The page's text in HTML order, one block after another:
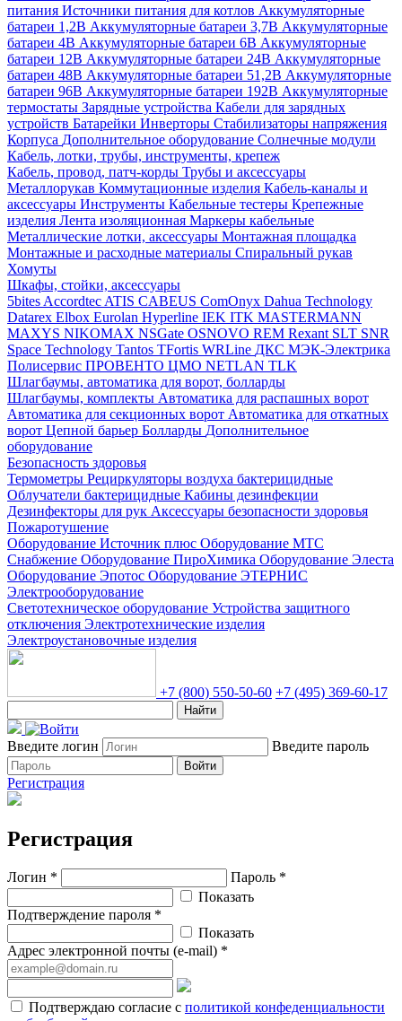
питания Источники питания для котлов Аккумуляторные
батареи 1,2В Аккумуляторные батареи 3,7В Аккумуляторные
батареи 4В Аккумуляторные батареи 6В Аккумуляторные
батареи 12В Аккумуляторные батареи 24В Аккумуляторные
батареи 48В Аккумуляторные батареи 51,2В Аккумуляторные
батареи 96В Аккумуляторные батареи 192В Аккумуляторные
термостаты Зарядные устройства Кабели для зарядных
устройств Батарейки Инверторы Стабилизаторы напряжения
Корпуса Дополнительное оборудование Солнечные модули
Кабель, лотки, трубы, инструменты, крепеж
Кабель, провод, патч-корды Трубы и аксессуары
Металлорукав Коммутационные изделия Кабель-каналы и
аксессуары Инструменты Кабельные тестеры Крепежные
изделия Лента изоляционная Маркеры кабельные
Металлические лотки, аксессуары Монтажная площадка
Монтажные и расходные материалы Спиральный рукав
Хомуты
Шкафы, стойки, аксессуары
5bites Accordtec ATIS CABEUS ComOnyx Dahua Technology
Datarex Elbox Eurolan Hyperline IEK ITK MASTERMANN
MAXYS NIKOMAX NSGate OSNOVO REM Rexant SLT SNR
Space Technology Tantos TFortis WRLine ДКС МЭК-Электрика
Полисервис ПРОВЕНТО ЦМО NETLAN TLK
Шлагбаумы, автоматика для ворот, болларды
Шлагбаумы, комплекты Автоматика для распашных ворот
Автоматика для секционных ворот Автоматика для откатных
ворот Цепной барьер Болларды Дополнительное
оборудование
Безопасность здоровья
Термометры Рециркуляторы воздуха бактерицидные
Облучатели бактерицидные Кабины дезинфекции
Дезинфекторы для рук Аксессуары безопасности здоровья
Пожаротушение
Оборудование Источник плюс Оборудование МТС
Снабжение Оборудование ПироХимика Оборудование Элеста
Оборудование Эпотос Оборудование ЭТЕРНИС
Электрооборудование
Светотехническое оборудование Устройства защитного
отключения Электротехнические изделия
Электроустановочные изделия
+7 (800) 550-50-60 +7 (495) 369-60-17
Найти
Введите логин Введите пароль
Войти
Регистрация
Регистрация
Логин *
Пароль *
Показать
Подтверждение пароля *
Показать
Адрес электронной почты (e-mail) *
Подтверждаю согласие с политикой конфеденциальности